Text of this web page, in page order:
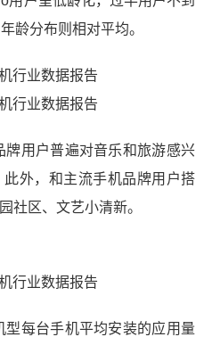
龄分布则相对平均。
用户普遍对音乐和旅游感兴
外，和主流手机品牌用户搭
社区、文艺小清新。
每台手机平均安装的应用量